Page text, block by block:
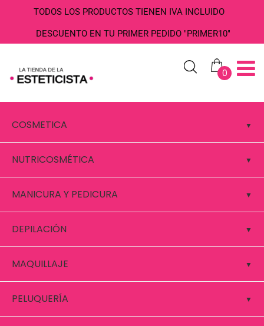
TODOS LOS PRODUCTOS TIENEN IVA INCLUIDO
DESCUENTO EN TU PRIMER PEDIDO "PRIMER10"
0
COSMETICA
NUTRICOSMÉTICA
MANICURA Y PEDICURA
DEPILACIÓN
MAQUILLAJE
PELUQUERÍA